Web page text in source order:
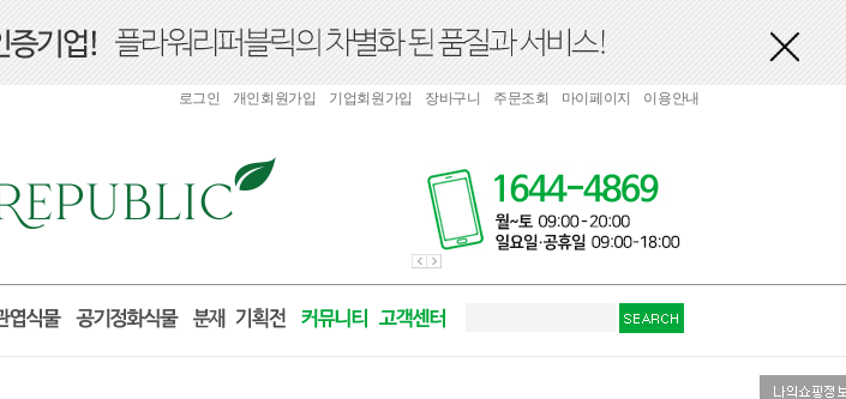
로그인 개인회원가입 기업회원가입 장바구니 주문조회 마이페이지 이용안내